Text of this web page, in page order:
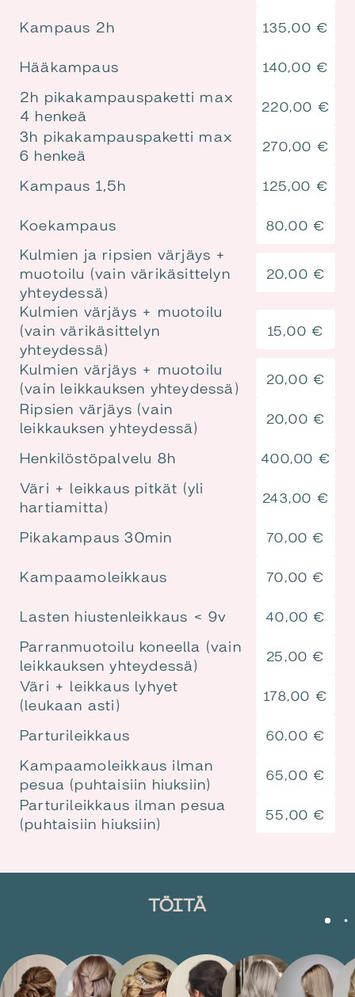
Kampaus 2h 135,00 €
Hääkampaus 140,00 €
2h pikakampauspaketti max
4 henkeä
220,00 €
3h pikakampauspaketti max
6 henkeä
270,00 €
Kampaus 1,5h 125,00 €
Koekampaus 80,00 €
Kulmien ja ripsien värjäys +
muotoilu (vain värikäsittelyn
yhteydessä)
20,00 €
Kulmien värjäys + muotoilu
(vain värikäsittelyn
yhteydessä)
15,00 €
Kulmien värjäys + muotoilu
(vain leikkauksen yhteydessä)
20,00 €
Ripsien värjäys (vain
leikkauksen yhteydessä)
20,00 €
Henkilöstöpalvelu 8h 400,00 €
Väri + leikkaus pitkät (yli
hartiamitta)
243,00 €
Pikakampaus 30min 70,00 €
Kampaamoleikkaus 70,00 €
Lasten hiustenleikkaus < 9v 40,00 €
Parranmuotoilu koneella (vain
leikkauksen yhteydessä)
25,00 €
Väri + leikkaus lyhyet
(leukaan asti)
178,00 €
Parturileikkaus 60,00 €
Kampaamoleikkaus ilman
pesua (puhtaisiin hiuksiin)
65,00 €
Parturileikkaus ilman pesua
(puhtaisiin hiuksiin)
55,00 €
TÖITÄ